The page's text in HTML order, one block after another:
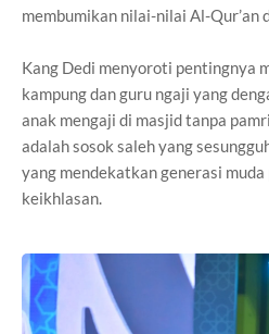
membumikan nilai-nilai Al-Qur’an
Kang Dedi menyoroti pentingnya
kampung dan guru ngaji yang
anak mengaji di masjid tanpa
adalah sosok saleh yang
yang mendekatkan generasi
keikhlasan.